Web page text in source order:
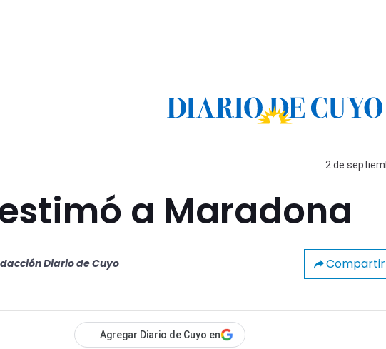
2 de
a Maradona
Diario de Cuyo Compartir
Agregar Diario de Cuyo en